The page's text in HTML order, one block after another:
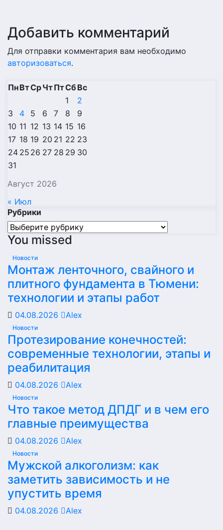
Добавить комментарий
Для отправки комментария вам необходимо
авторизоваться.
Август 2026
ПнВтСрЧтПтСбВс
1
2
3
4 5 6 7 8
9
10 11 12 13 14 15 16
17 18 19 20 21 22 23
24 25 26 27 28 29 30
31
« Июл
Рубрики
Рубрики
You missed
Новости
Монтаж ленточного, свайного и
плитного фундамента в Тюмени:
технологии и этапы работ
04.08.2026 Alex
Новости
Протезирование конечностей:
современные технологии, этапы и
реабилитация
04.08.2026 Alex
Новости
Что такое метод ДПДГ и в чем его
главные преимущества
04.08.2026 Alex
Новости
Мужской алкоголизм: как
заметить зависимость и не
упустить время
04.08.2026 Alex